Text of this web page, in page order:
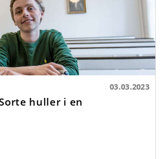
03.03.2023
huller i en